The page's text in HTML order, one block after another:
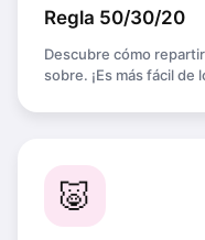
Regla 50/30/20
Descubre cómo
sobre. ¡Es más fácil de
🐷